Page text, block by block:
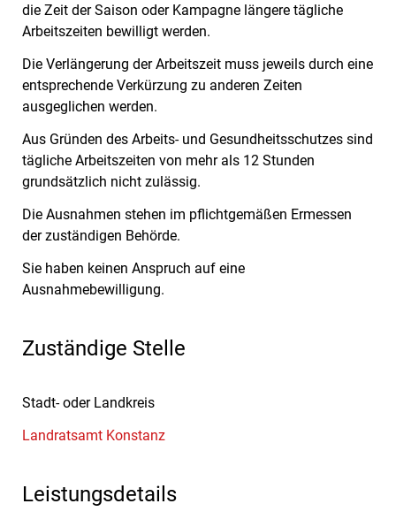
die Zeit der Saison oder Kampagne längere tägliche
Arbeitszeiten bewilligt werden.
Die Verlängerung der Arbeitszeit muss jeweils durch eine
entsprechende Verkürzung zu anderen Zeiten
ausgeglichen werden.
Aus Gründen des Arbeits- und Gesundheitsschutzes sind
tägliche Arbeitszeiten von mehr als 12 Stunden
grundsätzlich nicht zulässig.
Die Ausnahmen stehen im pflichtgemäßen Ermessen
der zuständigen Behörde.
Sie haben keinen Anspruch auf eine
Ausnahmebewilligung.
Zuständige Stelle
Stadt- oder Landkreis
Landratsamt Konstanz
Leistungsdetails